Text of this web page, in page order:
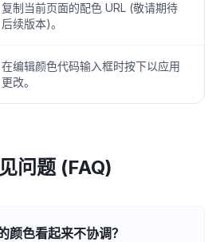
复制当前页面的配色 URL (敬请期待
后续版本)。
在编辑颜色代码输入框时按下以应用
更改。
问题 (FAQ)
颜色看起来不协调？